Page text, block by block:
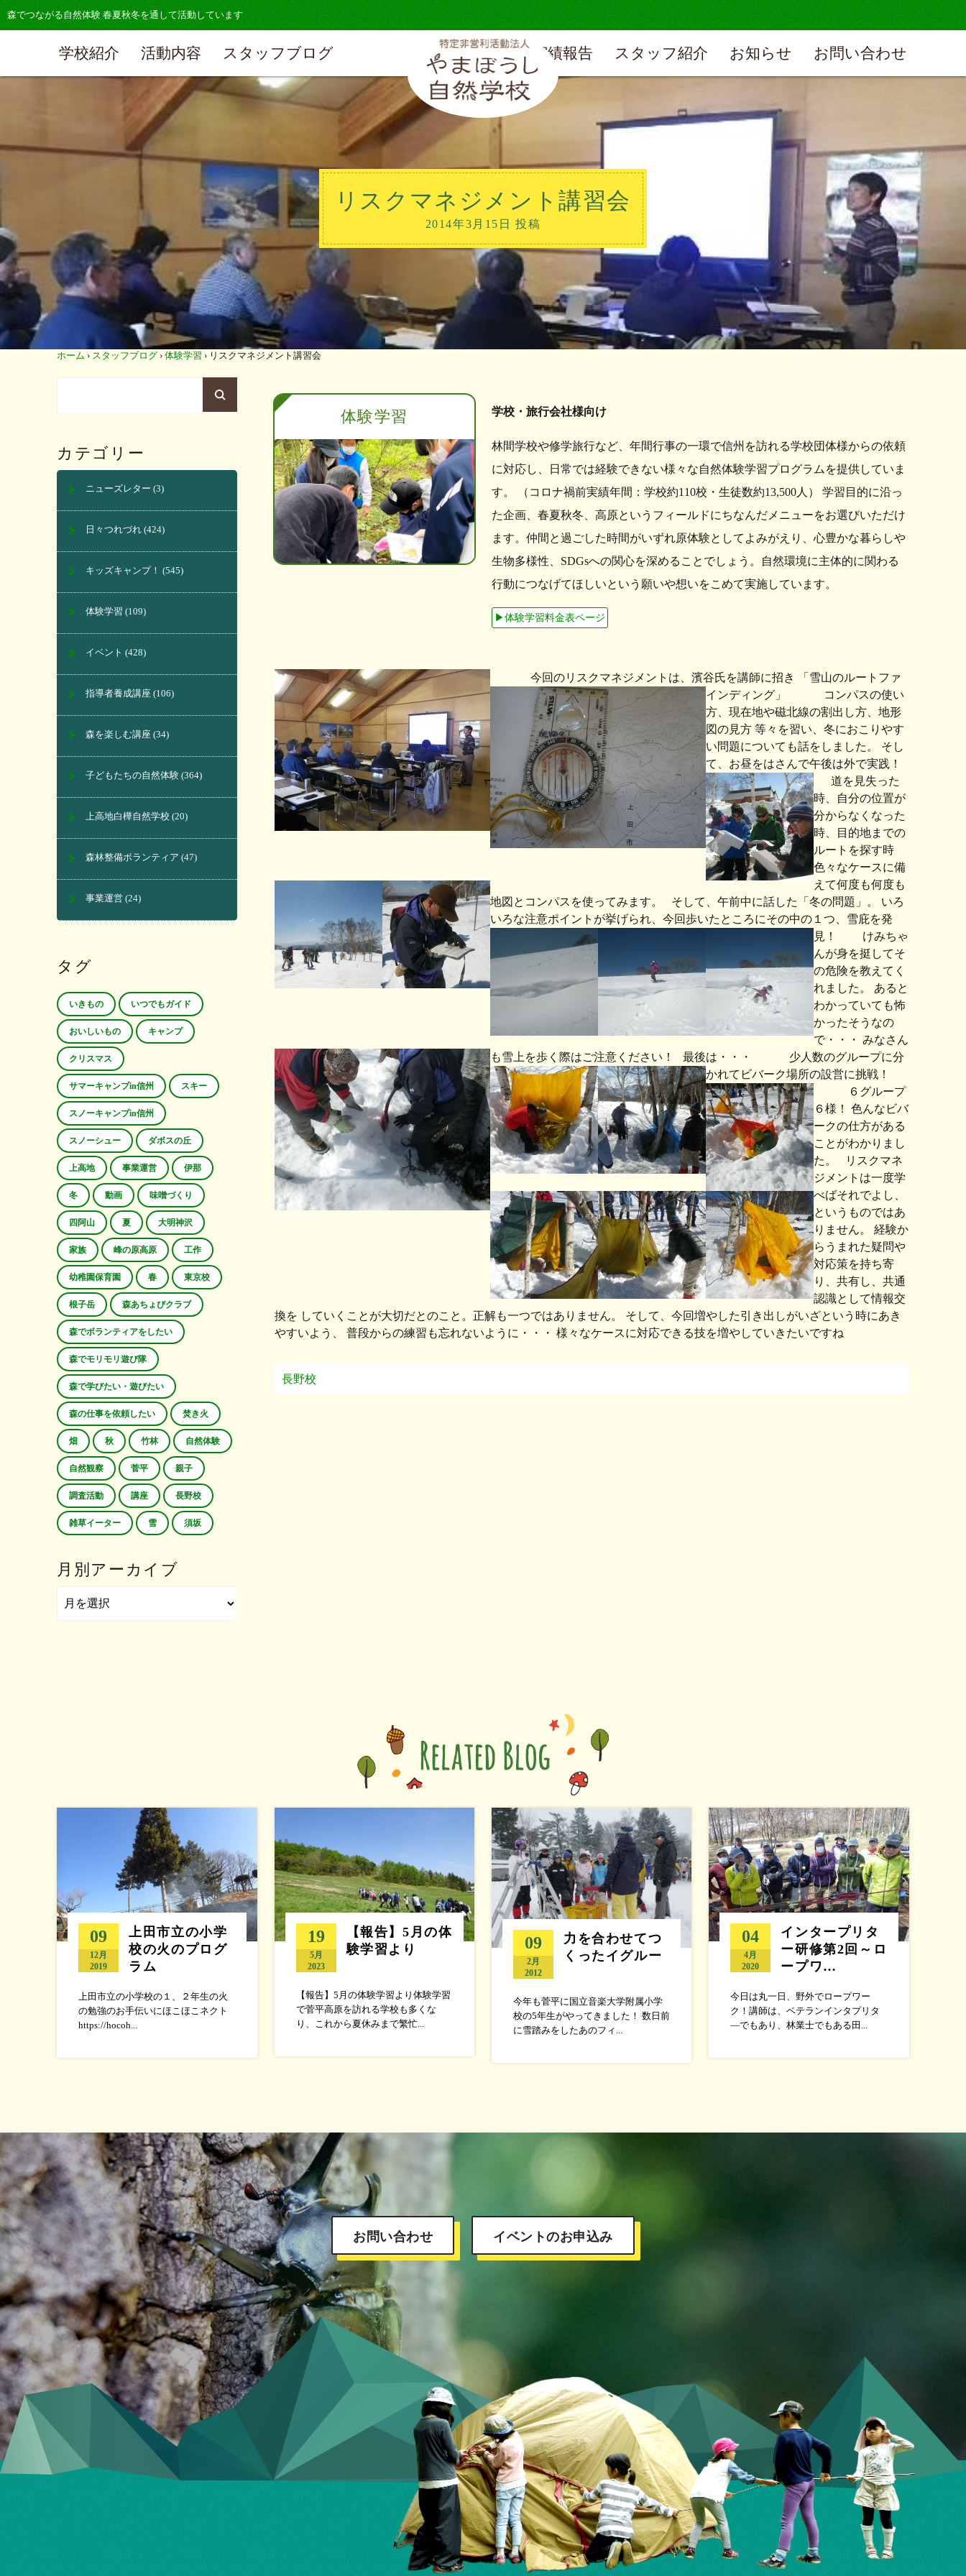
森でつながる自然体験 春夏秋冬を通して活動しています
学校紹介 活動内容 スタッフブログ 実績報告 スタッフ紹介 お知らせ お問い合わせ
リスクマネジメント講習会
2014年3月15日 投稿
ホーム › スタッフブログ › 体験学習 › リスクマネジメント講習会
体験学習 学校・旅行会社様向け
林間学校や修学旅行など、年間行事の一環で信州を訪れる学校団体様からの依頼
に対応し、日常では経験できない様々な自然体験学習プログラムを提供していま
す。 （コロナ禍前実績年間：学校約110校・生徒数約13,500人） 学習目的に沿っ
た企画、春夏秋冬、高原というフィールドにちなんだメニューをお選びいただけ
ます。仲間と過ごした時間がいずれ原体験としてよみがえり、心豊かな暮らしや
生物多様性、SDGsへの関心を深めることでしょう。自然環境に主体的に関わる
行動につなげてほしいという願いや想いをこめて実施しています。
▶︎体験学習料金表ページ
今回のリスクマネジメントは、濱谷氏を講師に招き 「雪山のルートファ
インディング」
コンパスの使い
方、現在地や磁北線の割出し方、地形
図の見方 等々を習い、冬におこりやす
い問題についても話をしました。 そし
て、お昼をはさんで午後は外で実践！
道を見失った
時、自分の位置が
分からなくなった
時、目的地までの
ルートを探す時
色々なケースに備
えて何度も何度も
地図とコンパスを使ってみます。 そして、午前中に話した「冬の問題」。 いろ
いろな注意ポイントが挙げられ、今回歩いたところにその中の１つ、雪庇を発
見！
けみちゃ
んが身を挺してそ
の危険を教えてく
れました。 あると
わかっていても怖
かったそうなの
で・・・ みなさん
も雪上を歩く際はご注意ください！ 最後は・・・
少人数のグループに分
かれてビバーク場所の設営に挑戦！
６グループ
６様！ 色んなビバ
ークの仕方がある
ことがわかりまし
た。 リスクマネ
ジメントは一度学
べばそれでよし、
というものではあ
りません。 経験か
らうまれた疑問や
対応策を持ち寄
り、共有し、共通
認識として情報交
換を していくことが大切だとのこと。正解も一つではありません。 そして、今回増やした引き出しがいざという時にあき
やすいよう、 普段からの練習も忘れないように・・・ 様々なケースに対応できる技を増やしていきたいですね
長野校
カテゴリー
ニューズレター (3)
日々つれづれ (424)
キッズキャンプ！ (545)
体験学習 (109)
イベント (428)
指導者養成講座 (106)
森を楽しむ講座 (34)
子どもたちの自然体験 (364)
上高地白樺自然学校 (20)
森林整備ボランティア (47)
事業運営 (24)
タグ
いきもの いつでもガイド
おいしいもの キャンプ
クリスマス
サマーキャンプin信州 スキー
スノーキャンプin信州
スノーシュー ダボスの丘
上高地 事業運営 伊那
冬 動画 味噌づくり
四阿山 夏 大明神沢
家族 峰の原高原 工作
幼稚園保育園 春 東京校
根子岳 森あちょびクラブ
森でボランティアをしたい
森でモリモリ遊び隊
森で学びたい・遊びたい
森の仕事を依頼したい 焚き火
畑 秋 竹林 自然体験
自然観察 菅平 親子
調査活動 講座 長野校
雑草イーター 雪 須坂
月別アーカイブ
09
12月
2019
上田市立の小学
校の火のプログ
ラム
上田市立の小学校の１、２年生の火
の勉強のお手伝いにほこほこネクト
https://hocoh...
19
5月
2023
【報告】5月の体
験学習より
【報告】5月の体験学習より体験学習
で菅平高原を訪れる学校も多くな
り、これから夏休みまで繁忙...
09
2月
2012
力を合わせてつ
くったイグルー
今年も菅平に国立音楽大学附属小学
校の5年生がやってきました！ 数日前
に雪踏みをしたあのフィ...
04
4月
2020
インタープリタ
ー研修第2回～ロ
ープワ…
今日は丸一日、野外でロープワー
ク！講師は、ベテランインタプリタ
―でもあり、林業士でもある田...
お問い合わせ イベントのお申込み